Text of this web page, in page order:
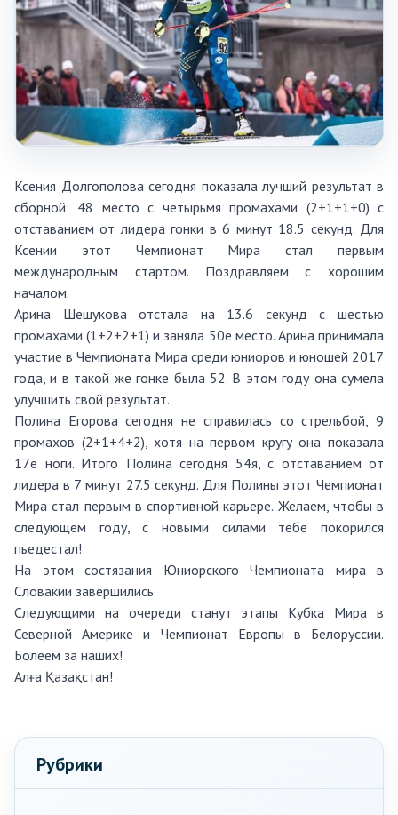
Ксения Долгополова сегодня показала лучший результат в
сборной: 48 место с четырьмя промахами (2+1+1+0) с
отставанием от лидера гонки в 6 минут 18.5 секунд. Для
Ксении этот Чемпионат Мира стал первым
международным стартом. Поздравляем с хорошим
началом.
Арина Шешукова отстала на 13.6 секунд с шестью
промахами (1+2+2+1) и заняла 50е место. Арина принимала
участие в Чемпионата Мира среди юниоров и юношей 2017
года, и в такой же гонке была 52. В этом году она сумела
улучшить свой результат.
Полина Егорова сегодня не справилась со стрельбой, 9
промахов (2+1+4+2), хотя на первом кругу она показала
17е ноги. Итого Полина сегодня 54я, с отставанием от
лидера в 7 минут 27.5 секунд. Для Полины этот Чемпионат
Мира стал первым в спортивной карьере. Желаем, чтобы в
следующем году, с новыми силами тебе покорился
пьедестал!
На этом состязания Юниорского Чемпионата мира в
Словакии завершились.
Следующими на очереди станут этапы Кубка Мира в
Северной Америке и Чемпионат Европы в Белоруссии.
Болеем за наших!
Алға Қазақстан!
Рубрики